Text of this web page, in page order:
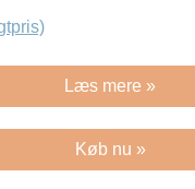
Læs mere »
Køb nu »